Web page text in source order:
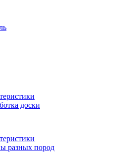
доски
разных пород